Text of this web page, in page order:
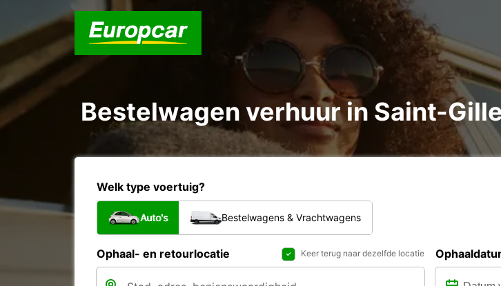
Bestelwagen verhuur in Saint-
Welk type voertuig?
Auto's Bestelwagens & Vrachtwagens
Ophaal- en retourlocatie Keer terug naar dezelfde locatie